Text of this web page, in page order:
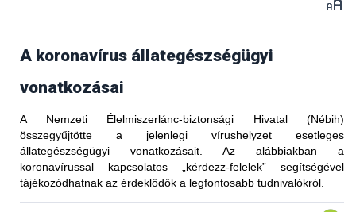
A koronavírus állategészségügyi
vonatkozásai
A Nemzeti Élelmiszerlánc-biztonsági Hivatal (Nébih)
összegyűjtötte a jelenlegi vírushelyzet esetleges
állategészségügyi vonatkozásait. Az alábbiakban a
koronavírussal kapcsolatos „kérdezz-felelek” segítségével
tájékozódhatnak az érdeklődők a legfontosabb tudnivalókról.